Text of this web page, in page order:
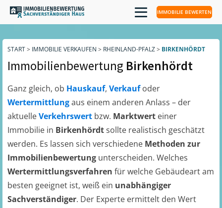
IMMOBILIE BEWERTEN
START> IMMOBILIE VERKAUFEN > RHEINLAND-PFALZ> BIRKENHÖRDT
Immobilienbewertung Birkenhördt
Ganz gleich, ob Hauskauf, Verkaufoder
Wertermittlungaus einem anderen Anlass – der
aktuelleVerkehrswert bzw. Marktwert einer
Immobilie in Birkenhördtsollte realistisch geschätzt
werden. Es lassen sich verschiedene Methoden zur
Immobilienbewertung unterscheiden. Welches
Wertermittlungsverfahren für welche Gebäudeart am
besten geeignet ist, weiß ein unabhängiger
Sachverständiger. Der Experte ermittelt den Wert